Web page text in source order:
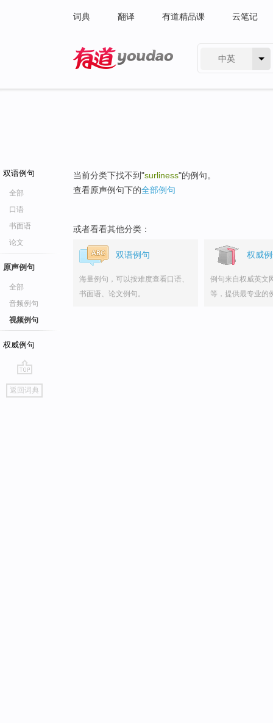
词典 翻译 有道精品课 云笔记
中英
双语例句
全部
口语
书面语
论文
原声例句
全部
音频例句
视频例句
权威例句
go
top
返回词典
当前分类下找不到"surliness"的例句。
查看原声例句下的全部例句
或者看看其他分类：
双语例句
海量例句，可以按难度查看口语、
书面语、论文例句。
权威
例句来自权威英文
等，提供最专业的